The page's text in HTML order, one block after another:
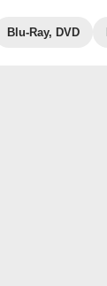
Blu-Ray, DVD